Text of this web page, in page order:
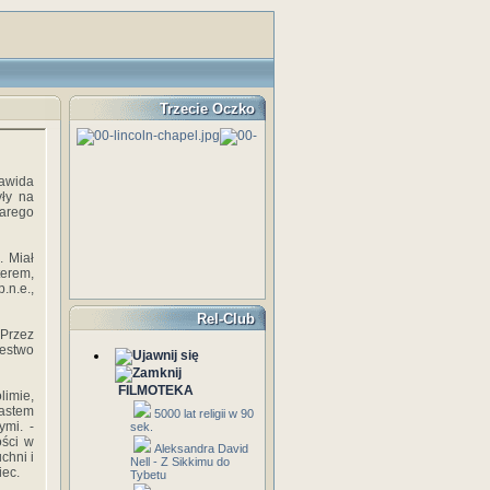
na
Miał
-
w
i
Trzecie Oczko
Rel-Club
FILMOTEKA
5000 lat religii w 90
sek.
Aleksandra David
Nell - Z Sikkimu do
Tybetu